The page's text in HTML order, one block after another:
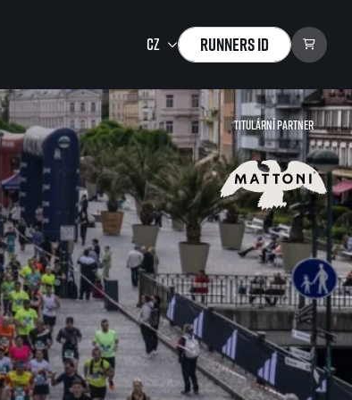
Runners ID
Running Mall
Vítejte v Running Mall
Kalendář
Individuální trénink
Skupinové tréninky
Firemní tréninky
Masáže
Titulární partner